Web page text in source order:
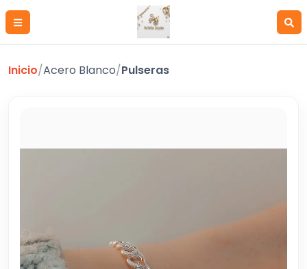
Inicio/Acero Blanco/Pulseras